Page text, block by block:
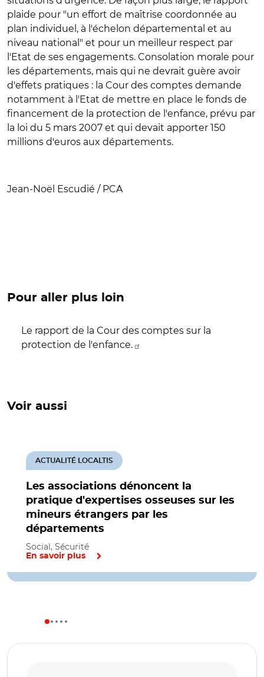
plaide pour "un effort de maîtrise coordonnée au
plan individuel, à l'échelon départemental et au
niveau national" et pour un meilleur respect par
l'Etat de ses engagements. Consolation morale pour
les départements, mais qui ne devrait guère avoir
d'effets pratiques : la Cour des comptes demande
notamment à l'Etat de mettre en place le fonds de
financement de la protection de l'enfance, prévu par
la loi du 5 mars 2007 et qui devait apporter 150
millions d'euros aux départements.
Jean-Noël Escudié / PCA
Pour aller plus loin
Le rapport de la Cour des comptes sur la
protection de l'enfance.
Voir aussi
Les associations dénoncent la
pratique d'expertises osseuses sur les
mineurs étrangers par les
départements
ACTUALITÉ LOCALTIS
Social, Sécurité
En savoir plus